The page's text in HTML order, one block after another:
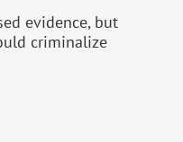
evidence, but
criminalize